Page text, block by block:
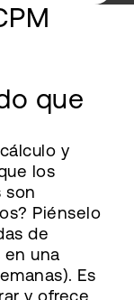
que
y
los
son
Piénselo
de
en una
Es
y ofrece